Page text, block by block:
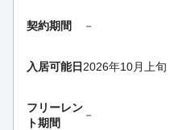
契約期間 －
入居可能日2026年10月上旬
フリーレン
ト期間
－